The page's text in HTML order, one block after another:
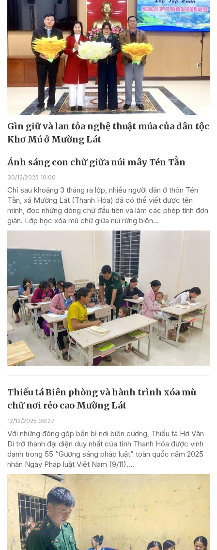
Gìn giữ và lan tỏa nghệ thuật múa của dân tộc
Khơ Mú ở Mường Lát
Ánh sáng con chữ giữa núi mây Tén Tằn
30/12/2025 10:00
Chỉ sau khoảng 3 tháng ra lớp, nhiều người dân ở thôn Tén
Tằn, xã Mường Lát (Thanh Hóa) đã có thể viết được tên
mình, đọc những dòng chữ đầu tiên và làm các phép tính đơn
giản. Lớp học xóa mù chữ giữa núi rừng biên...
Thiếu tá Biên phòng và hành trình xóa mù
chữ nơi rẻo cao Mường Lát
12/12/2025 08:27
Với những đóng góp bền bỉ nơi biên cương, Thiếu tá Hơ Văn
Di trở thành đại diện duy nhất của tỉnh Thanh Hóa được vinh
danh trong 55 “Gương sáng pháp luật” toàn quốc năm 2025
nhân Ngày Pháp luật Việt Nam (9/11)....